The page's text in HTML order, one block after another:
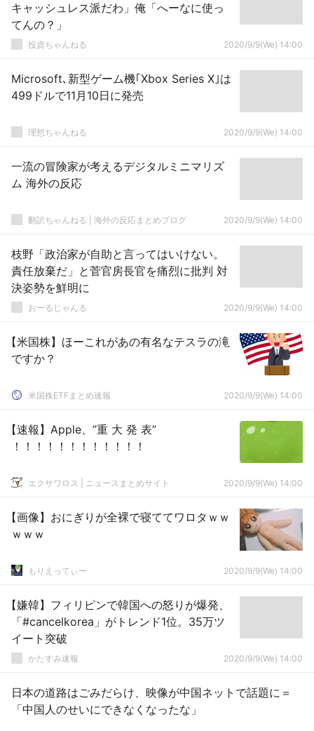
キャッシュレス派だわ」俺「へーなに使っ
てんの？」
投資ちゃんねる 2020/9/9(We) 14:00
Microsoft､新型ゲーム機｢Xbox Series X｣は
499ドルで11月10日に発売
理想ちゃんねる 2020/9/9(We) 14:00
一流の冒険家が考えるデジタルミニマリズ
ム 海外の反応
翻訳ちゃんねる | 海外の反応まとめブログ 2020/9/9(We) 14:00
枝野「政治家が自助と言ってはいけない。
責任放棄だ」と菅官房長官を痛烈に批判 対
決姿勢を鮮明に
おーるじゃんる 2020/9/9(We) 14:00
【米国株】ほーこれがあの有名なテスラの滝
ですか？
米国株ETFまとめ速報 2020/9/9(We) 14:00
【速報】Apple、”重 大 発 表”
！！！！！！！！！！！！
エクサワロス | ニュースまとめサイト 2020/9/9(We) 14:00
【画像】おにぎりが全裸で寝ててワロタｗｗ
ｗｗｗ
もりえってぃー 2020/9/9(We) 14:00
【嫌韓】フィリピンで韓国への怒りが爆発、
「#cancelkorea」がトレンド1位。35万ツ
イート突破
かたすみ速報 2020/9/9(We) 14:00
日本の道路はごみだらけ、映像が中国ネットで話題に＝
「中国人のせいにできなくなったな」